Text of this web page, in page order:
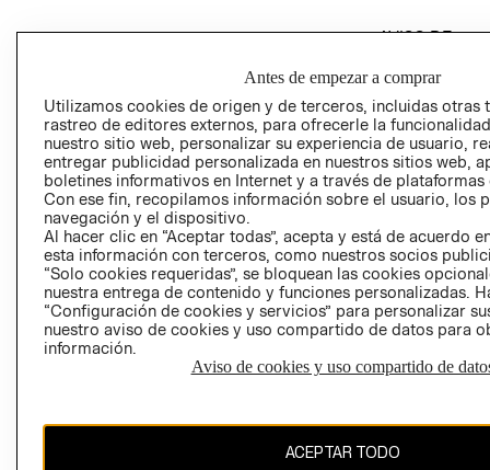
AVISO DE
GIFT CARD
AVISO DE
Perú (S/)
CAMBIAR REGIÓN
propiedad de H&M Hennes & Mauritz AB
Antes de empezar a comprar
Utilizamos cookies de origen y de terceros, incluidas otras
rastreo de editores externos, para ofrecerle la
nuestro sitio web, personalizar su experiencia de usuario,
entregar publicidad personalizada en nuestros sitios web,
boletines informativos en Internet y a través de plataformas
Con ese fin, recopilamos información sobre el usuario, los
navegación y el dispositivo.
Al hacer clic en “Aceptar todas”, acepta y está de acuerdo
esta información con terceros, como nuestros socios
“Solo cookies requeridas”, se bloquean las cookies
nuestra entrega de contenido y funciones personalizadas.
“Configuración de cookies y servicios” para personalizar
nuestro aviso de cookies y uso compartido de datos para
información.
Aviso de cookies y uso compartido de
ACEPTAR TODO